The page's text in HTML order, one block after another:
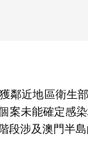
鄰近地區衛生
案未能確定感
段涉及澳門半島